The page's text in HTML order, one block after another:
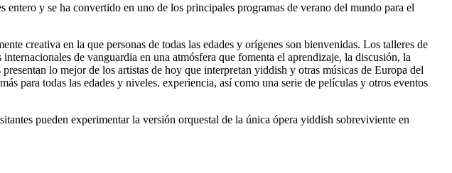
y se ha convertido en uno de los principales programas de verano del mundo para el
creativa en la que personas de todas las edades y orígenes son bienvenidas. Los talleres de
de vanguardia en una atmósfera que fomenta el aprendizaje, la discusión, la
lo mejor de los artistas de hoy que interpretan yiddish y otras músicas de Europa del
para todas las edades y niveles. experiencia, así como una serie de películas y otros eventos
pueden experimentar la versión orquestal de la única ópera yiddish sobreviviente en